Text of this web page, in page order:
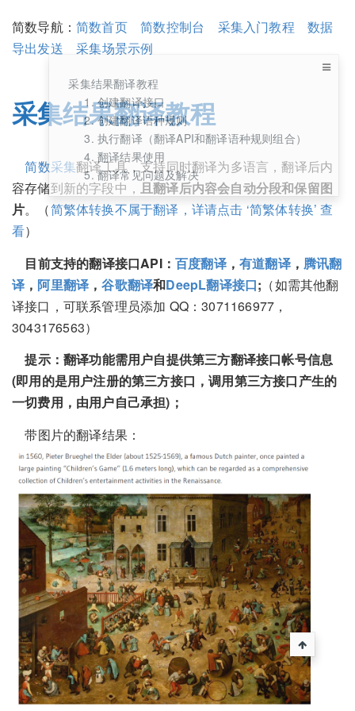
采集结果翻译教程
1. 创建翻译接口
2. 创建翻译语种规则
3. 执行翻译（翻译API和翻译语种规则组合）
4. 翻译结果使用
5. 翻译常见问题及解决
简数导航： 简数首页 简数控制台 采集入门教程
数据
导出发送
采集场景示例
采集结果翻译教程
简数采集翻译工具，支持同时翻译为多语言，翻译后内
容存储到新的字段中， 且翻译后内容会自动分段和保留图
片。（简繁体转换不属于翻译，详请点击 ‘简繁体转换’ 查
看）
目前支持的翻译接口API：百度翻译，有道翻译， 腾讯翻
译 ， 阿里翻译 ，谷歌翻译和DeepL翻译接口; （如需其他翻
译接口，可联系管理员添加 QQ：3071166977，
3043176563）
提示：翻译功能需用户自提供第三方翻译接口帐号信息
(即用的是用户注册的第三方接口，调用第三方接口产生的
一切费用，由用户自己承担)；
带图片的翻译结果：